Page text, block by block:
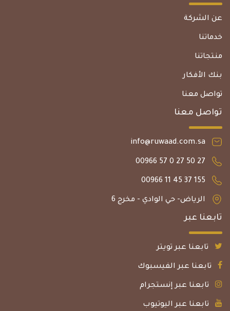
عن الشركة
خدماتنا
منتجاتنا
بنك الأفكار
تواصل معنا
تواصل معنا
info@ruwaad.com.sa
الرياض- حي الوادي - مخرج 6
تابعنا عبر
تابعنا عبر تويتر
تابعنا عبر الفيسبوك
تابعنا عبر إنستجرام
تابعنا عبر اليوتيوب